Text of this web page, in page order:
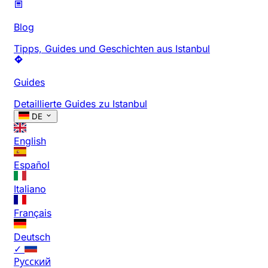
Blog
Tipps, Guides und Geschichten aus Istanbul
Guides
Detaillierte Guides zu Istanbul
DE
English
Español
Italiano
Français
Deutsch
✓
Русский